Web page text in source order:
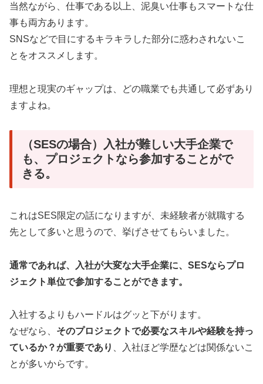
当然ながら、仕事である以上、泥臭い仕事もスマートな仕
事も両方あります。
SNSなどで目にするキラキラした部分に惑わされないこ
とをオススメします。
理想と現実のギャップは、どの職業でも共通して必ずあり
ますよね。
（SESの場合）入社が難しい大手企業で
も、プロジェクトなら参加することがで
きる。
これはSES限定の話になりますが、未経験者が就職する
先として多いと思うので、挙げさせてもらいました。
通常であれば、入社が大変な大手企業に、SESならプロ
ジェクト単位で参加することができます。
入社するよりもハードルはグッと下がります。
なぜなら、 そのプロジェクトで必要なスキルや経験を持っ
ているか？が重要であり 、入社ほど学歴などは関係ないこ
とが多いからです。